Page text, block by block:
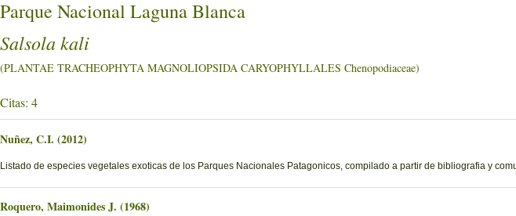
Parque Nacional Laguna Blanca
Salsola kali
(PLANTAE TRACHEOPHYTA MAGNOLIOPSIDA CARYOPHYLLALES Chenopodiaceae)
Citas: 4
Nuñez, C.I. (2012)
Listado de especies vegetales exoticas de los Parques Nacionales Patagonicos, compilado a partir de bibliografia y
Roquero, Maimonides J. (1968)